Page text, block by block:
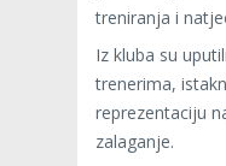
treniranja i
Iz kluba su
trenerima,
reprezentaciju
zalaganje.